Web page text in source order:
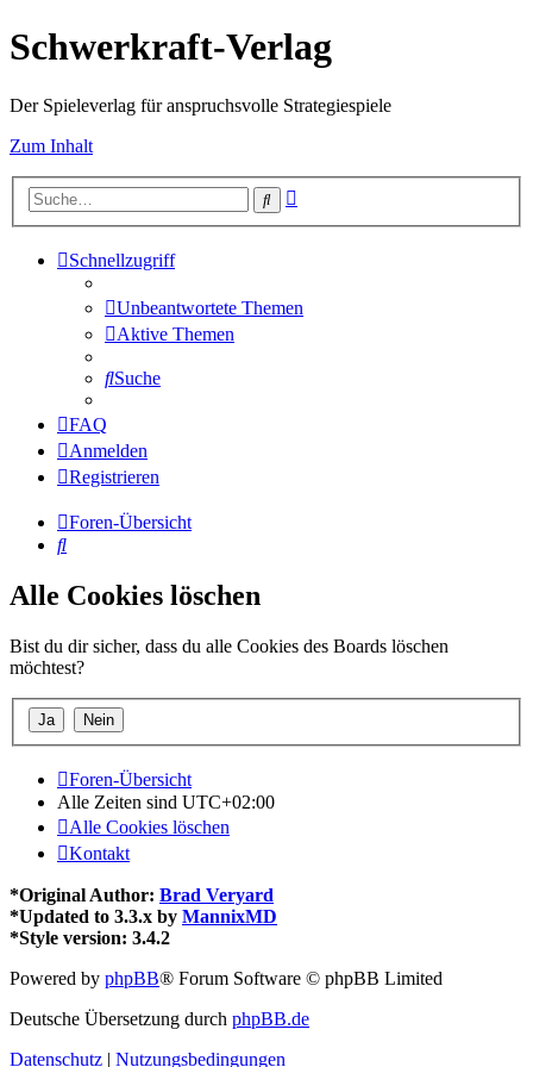
Schwerkraft-Verlag
Der Spieleverlag für anspruchsvolle Strategiespiele
Zum Inhalt
Suche
Schnellzugriff
Unbeantwortete Themen
Aktive Themen
Suche
FAQ
Anmelden
Registrieren
Foren-Übersicht
Suche
Alle Cookies löschen
Bist du dir sicher, dass du alle Cookies des Boards löschen
möchtest?
Foren-Übersicht
Alle Zeiten sind UTC+02:00
Alle Cookies löschen
Kontakt
*Original Author: Brad Veryard
*Updated to 3.3.x by MannixMD
*Style version: 3.4.2
Powered by phpBB® Forum Software © phpBB Limited
Deutsche Übersetzung durch phpBB.de
Datenschutz | Nutzungsbedingungen